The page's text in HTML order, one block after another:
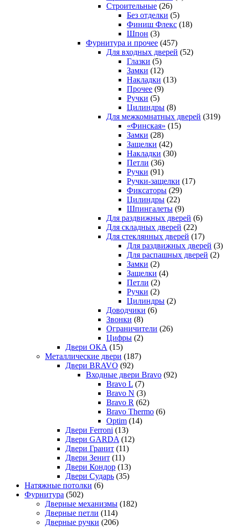
Строительные (26)
Без отделки (5)
Финиш Флекс (18)
Шпон (3)
Фурнитура и прочее (457)
Для входных дверей (52)
Глазки (5)
Замки (12)
Накладки (13)
Прочее (9)
Ручки (5)
Цилиндры (8)
Для межкомнатных дверей (319)
«Финская» (15)
Замки (28)
Защелки (42)
Накладки (30)
Петли (36)
Ручки (91)
Ручки-защелки (17)
Фиксаторы (29)
Цилиндры (22)
Шпингалеты (9)
Для раздвижных дверей (6)
Для складных дверей (22)
Для стеклянных дверей (17)
Для раздвижных дверей (3)
Для распашных дверей (2)
Замки (2)
Защелки (4)
Петли (2)
Ручки (2)
Цилиндры (2)
Доводчики (6)
Звонки (8)
Ограничители (26)
Цифры (2)
Двери ОКА (15)
Металлические двери (187)
Двери BRAVO (92)
Входные двери Bravo (92)
Bravo L (7)
Bravo N (3)
Bravo R (62)
Bravo Thermo (6)
Optim (14)
Двери Ferroni (13)
Двери GARDA (12)
Двери Гранит (11)
Двери Зенит (11)
Двери Кондор (13)
Двери Сударь (35)
Натяжные потолки (6)
Фурнитура (502)
Дверные механизмы (182)
Дверные петли (114)
Дверные ручки (206)